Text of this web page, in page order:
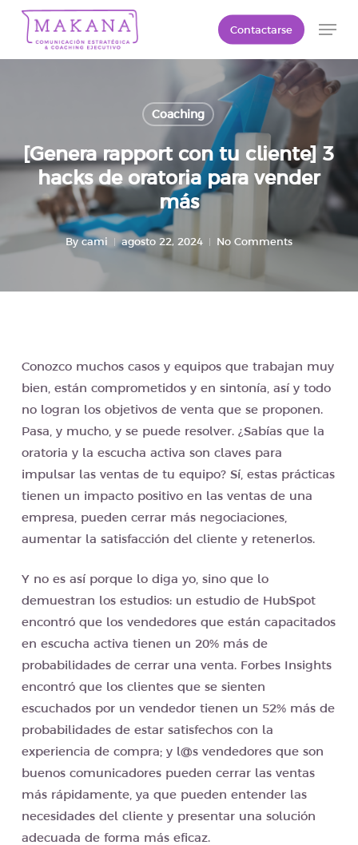
Skip
Contactarse
Coaching
[Genera rapport con tu cliente] 3
hacks de oratoria para vender
más
By cami agosto 22, 2024 No Comments
Conozco muchos casos y equipos que trabajan muy
bien, están comprometidos y en sintonía, así y todo
no logran los objetivos de venta que se proponen.
Pasa, y mucho, y se puede resolver. ¿Sabías que la
oratoria y la escucha activa son claves para
impulsar las ventas de tu equipo? Sí, estas prácticas
tienen un impacto positivo en las ventas de una
empresa, pueden cerrar más negociaciones,
aumentar la satisfacción del cliente y retenerlos.
Y no es así porque lo diga yo, sino que lo
demuestran los estudios: un estudio de HubSpot
encontró que los vendedores que están capacitados
en escucha activa tienen un 20% más de
probabilidades de cerrar una venta. Forbes Insights
encontró que los clientes que se sienten
escuchados por un vendedor tienen un 52% más de
probabilidades de estar satisfechos con la
experiencia de compra; y l@s vendedores que son
buenos comunicadores pueden cerrar las ventas
más rápidamente, ya que pueden entender las
necesidades del cliente y presentar una solución
adecuada de forma más eficaz.
Menu